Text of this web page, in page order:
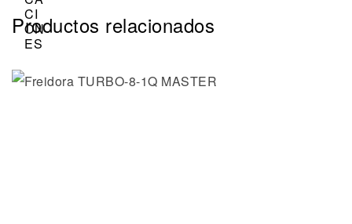
Productos relacionados